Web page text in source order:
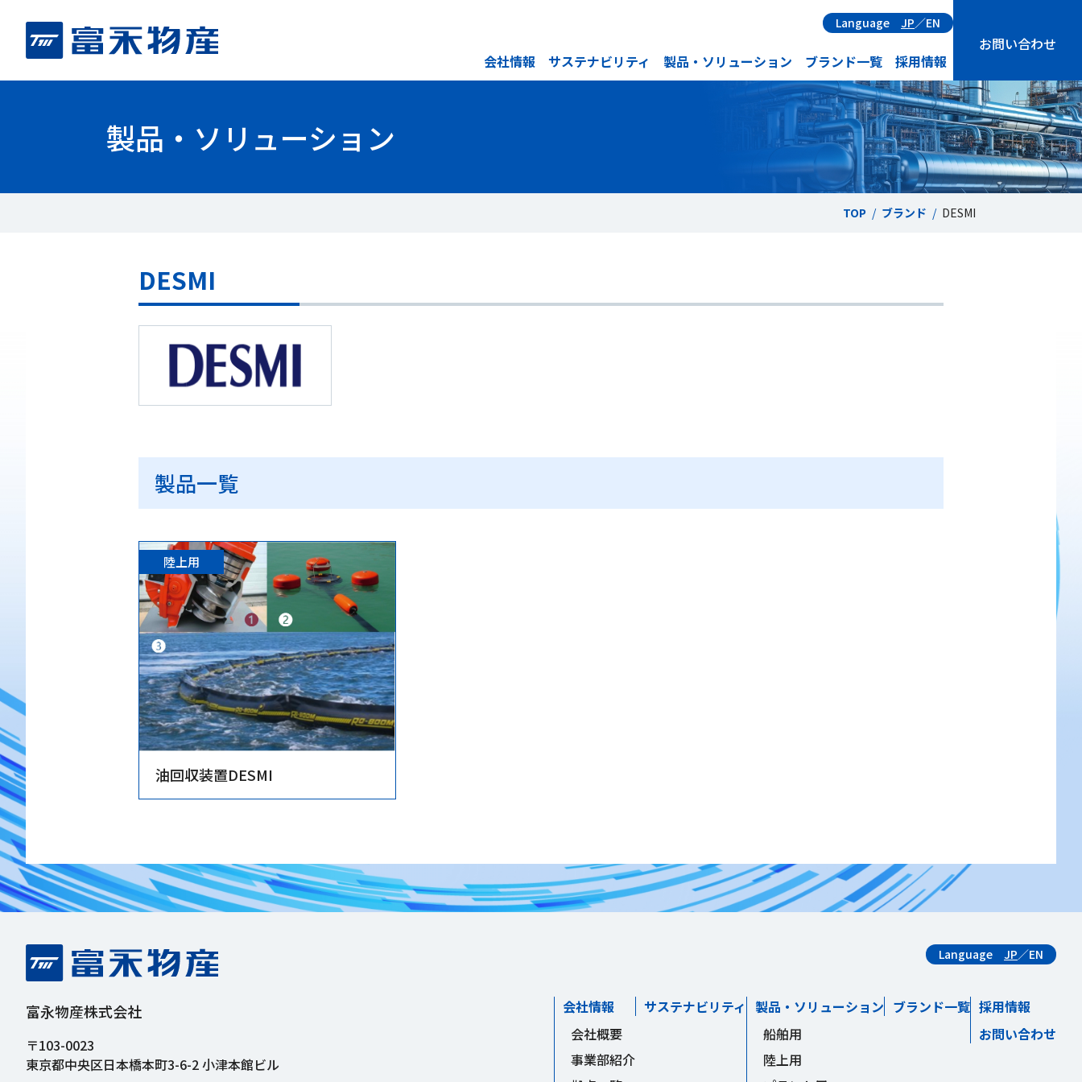
Language JP／EN
会社情報 サステナビリティ 製品・ソリューション ブランド一覧 採用情報
お問い合わせ
製品・ソリューション
TOP ブランド DESMI
DESMI
製品一覧
陸上用
油回収装置DESMI
富永物産株式会社
〒103-0023
東京都中央区日本橋本町3-6-2 小津本館ビル
Language JP／EN
会社情報
会社概要
事業部紹介
サステナビリティ
製品・ソリューション
船舶用
陸上用
ブランド一覧 採用情報
お問い合わせ